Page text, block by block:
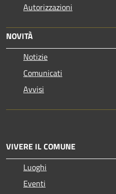
Autorizzazioni
NOVITÀ
Notizie
Comunicati
Avvisi
VIVERE IL COMUNE
Luoghi
Eventi